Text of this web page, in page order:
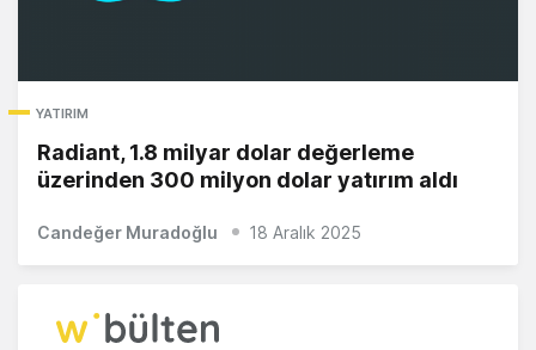
YATIRIM
Radiant, 1.8 milyar dolar değerleme
üzerinden 300 milyon dolar yatırım aldı
Candeğer Muradoğlu 18 Aralık 2025